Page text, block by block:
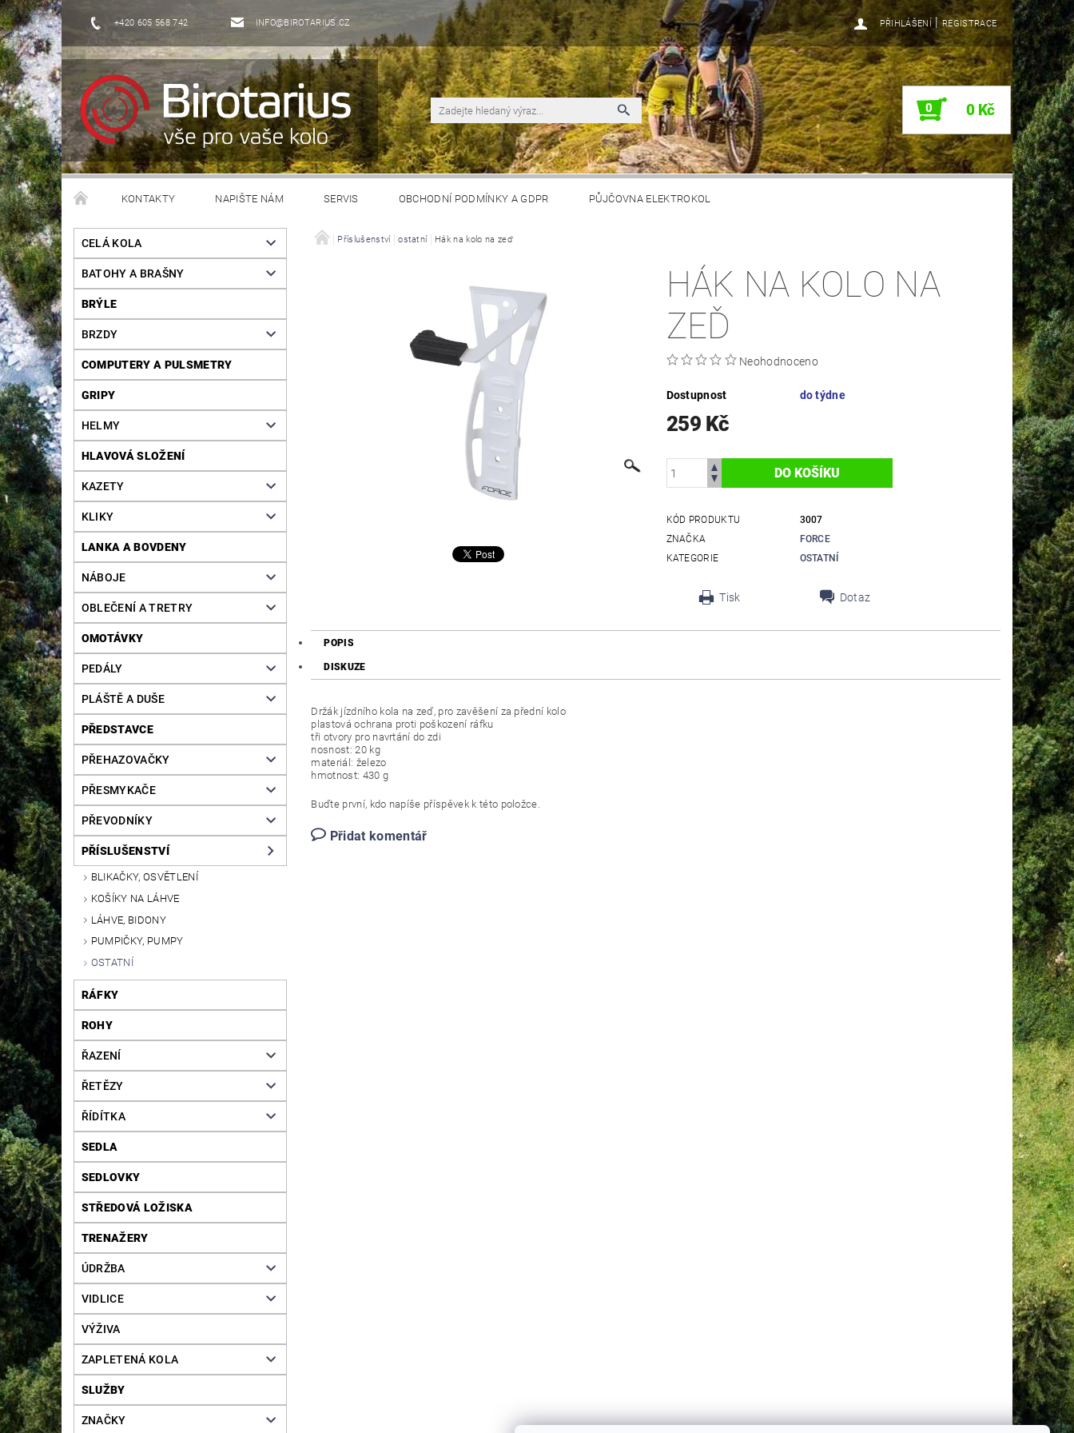
+420 605 568 742 INFO@BIROTARIUS.CZ PŘIHLÁŠENÍ | REGISTRACE
0 0 Kč
KONTAKTY NAPIŠTE NÁM SERVIS OBCHODNÍ PODMÍNKY A GDPR PŮJČOVNA ELEKTROKOL
CELÁ KOLA
BATOHY A BRAŠNY
BRÝLE
BRZDY
COMPUTERY A PULSMETRY
GRIPY
HELMY
HLAVOVÁ SLOŽENÍ
KAZETY
KLIKY
LANKA A BOVDENY
NÁBOJE
OBLEČENÍ A TRETRY
OMOTÁVKY
PEDÁLY
PLÁŠTĚ A DUŠE
PŘEDSTAVCE
PŘEHAZOVAČKY
PŘESMYKAČE
PŘEVODNÍKY
PŘÍSLUŠENSTVÍ
BLIKAČKY, OSVĚTLENÍ
KOŠÍKY NA LÁHVE
LÁHVE, BIDONY
PUMPIČKY, PUMPY
OSTATNÍ
RÁFKY
ROHY
ŘAZENÍ
ŘETĚZY
ŘÍDÍTKA
SEDLA
SEDLOVKY
STŘEDOVÁ LOŽISKA
TRENAŽERY
ÚDRŽBA
VIDLICE
VÝŽIVA
ZAPLETENÁ KOLA
SLUŽBY
ZNAČKY
Příslušenství ostatní Hák na kolo na zeď
HÁK NA KOLO NA
ZEĎ
Neohodnoceno
Dostupnost do týdne
259 Kč
KÓD PRODUKTU
3007
ZNAČKA
FORCE
KATEGORIE
OSTATNÍ
Tisk Dotaz
POPIS
DISKUZE
Držák jízdního kola na zeď, pro zavěšení za přední kolo
plastová ochrana proti poškození ráfku
tři otvory pro navrtání do zdi
nosnost: 20 kg
materiál: železo
hmotnost: 430 g
Buďte první, kdo napíše příspěvek k této položce.
Přidat komentář